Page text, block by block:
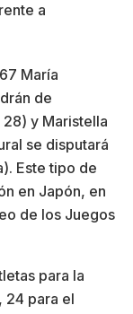
a
María
de
y Maristella
se disputará
Este tipo de
en Japón, en
de los Juegos
para la
24 para el